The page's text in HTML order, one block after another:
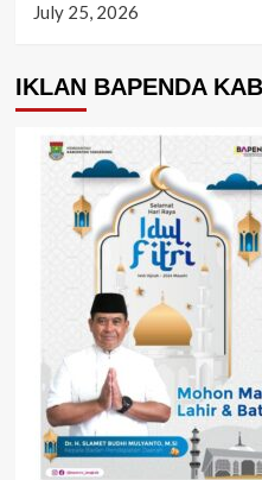
July 25, 2026
IKLAN BAPENDA